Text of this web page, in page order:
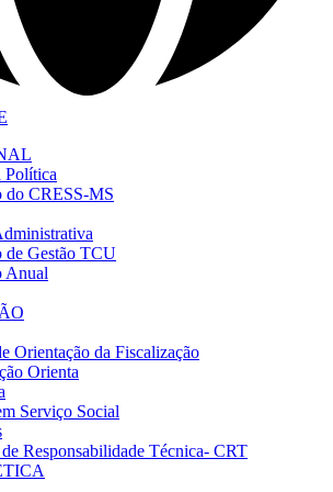
Política
do CRESS-MS
de Gestão TCU
Anual
Orientação da Fiscalização
Orienta
Serviço Social
Responsabilidade Técnica- CRT